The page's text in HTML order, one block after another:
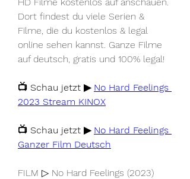
Dort findest du viele Serien &
Filme, die du kostenlos & legal
online sehen kannst. Ganze Filme
auf deutsch, gratis und 100% legal!
📺 Schau jetzt ▶ No Hard Feelings
2023 Stream KINOX
📺 Schau jetzt ▶ No Hard Feelings
Ganzer Film Deutsch
FILM ▷ No Hard Feelings (2023)